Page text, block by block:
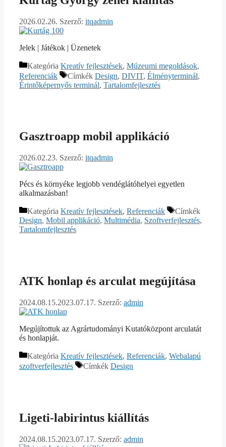
2026.02.26. Szerző: itqadmin
Jelek | Játékok | Üzenetek
Kategória Kreatív fejlesztések, Múzeumi megoldások,
Referenciák
Címkék Design, DIVIT, Élményterminál,
Érintőképernyős terminál, Tartalomfejlesztés
Gasztroapp mobil applikáció
2026.02.23. Szerző: itqadmin
Pécs és környéke legjobb vendéglátóhelyei egyetlen
alkalmazásban!
Kategória Kreatív fejlesztések, Referenciák
Címkék
Design, Mobil applikáció, Multimédia, Szoftverfejlesztés,
Tartalomfejlesztés
ATK honlap és arculat megújítása
2024.08.15.2023.07.17. Szerző: admin
Megújítottuk az Agrártudományi Kutatóközpont arculatát
és honlapját.
Kategória Kreatív fejlesztések, Referenciák, Webalapú
szoftverfejlesztés
Címkék Design
Ligeti-labirintus kiállítás
2024.08.15.2023.07.17. Szerző: admin